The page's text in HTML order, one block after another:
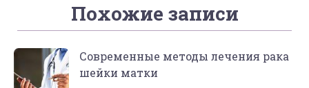
Похожие записи
Современные методы лечения рака
шейки матки